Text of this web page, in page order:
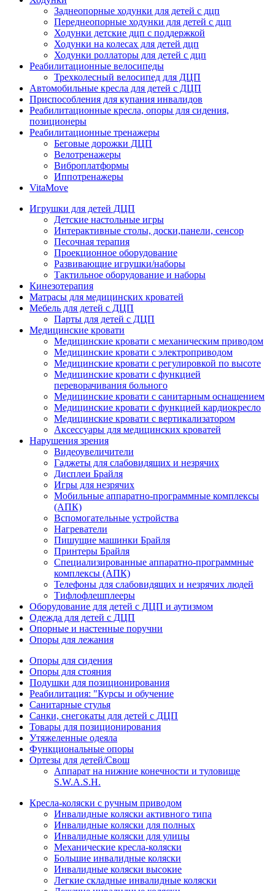
Заднеопорные ходунки для детей с дцп
Переднеопорные ходунки для детей с дцп
Ходунки детские дцп с поддержкой
Ходунки на колесах для детей дцп
Ходунки роллаторы для детей с дцп
Реабилитационные велосипеды
Трехколесный велосипед для ДЦП
Автомобильные кресла для детей с ДЦП
Приспособления для купания инвалидов
Реабилитационные кресла, опоры для сидения,
позиционеры
Реабилитационные тренажеры
Беговые дорожки ДЦП
Велотренажеры
Виброплатформы
Иппотренажеры
VitaMove
Игрушки для детей ДЦП
Детские настольные игры
Интерактивные столы, доски,панели, сенсор
Песочная терапия
Проекционное оборудование
Развивающие игрушки/наборы
Тактильное оборудование и наборы
Кинезотерапия
Матрасы для медицинских кроватей
Мебель для детей с ДЦП
Парты для детей с ДЦП
Медицинские кровати
Медицинские кровати с механическим приводом
Медицинские кровати с электроприводом
Медицинские кровати с регулировкой по высоте
Медицинские кровати с функцией
переворачивания больного
Медицинские кровати с санитарным оснащением
Медицинские кровати с функцией кардиокресло
Медицинские кровати с вертикализатором
Аксессуары для медицинских кроватей
Нарушения зрения
Видеоувеличители
Гаджеты для слабовидящих и незрячих
Дисплеи Брайля
Игры для незрячих
Мобильные аппаратно-программные комплексы
(АПК)
Вспомогательные устройства
Нагреватели
Пишущие машинки Брайля
Принтеры Брайля
Специализированные аппаратно-программные
комплексы (АПК)
Телефоны для слабовидящих и незрячих людей
Тифлофлешплееры
Оборудование для детей с ДЦП и аутизмом
Одежда для детей с ДЦП
Опорные и настенные поручни
Опоры для лежания
Опоры для сидения
Опоры для стояния
Подушки для позиционирования
Реабилитация: "Курсы и обучение
Санитарные стулья
Санки, снегокаты для детей с ДЦП
Товары для позиционирования
Утяжеленные одеяла
Функциональные опоры
Ортезы для детей/Свош
Аппарат на нижние конечности и туловище
S.W.A.S.H.
Кресла-коляски с ручным приводом
Инвалидные коляски активного типа
Инвалидные коляски для полных
Инвалидные коляски для улицы
Механические кресла-коляски
Большие инвалидные коляски
Инвалидные коляски высокие
Легкие складные инвалидные коляски